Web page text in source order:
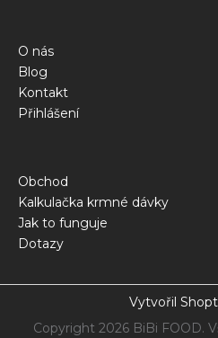
O nás
Blog
Kontakt
Přihlášení
Obchod
Kalkulačka krmné dávky
Jak to funguje
Dotazy
Vytvořil
Copyright 2026 BiBi FOOD.